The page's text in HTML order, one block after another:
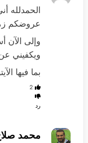
عروضكم
وإلى الآن
ويكفيني عن 99% من البرامج
بما فيها
2
رد
محمد